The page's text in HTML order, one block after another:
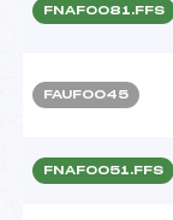
FNAF0081.FFS
FAUF0045
FNAF0051.FFS